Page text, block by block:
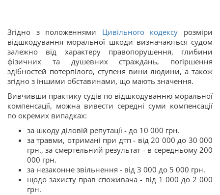
Згідно з положеннями Цивільного кодексу розміри
відшкодування моральної шкоди визначаються судом
залежно від характеру правопорушення, глибини
фізичних та душевних страждань, погіршення
здібностей потерпілого, ступеня вини людини, а також
згідно з іншими обставинами, що мають значення.
Вивчивши практику судів по відшкодуванню моральної
компенсації, можна вивести середні суми компенсації
по окремих випадках:
за шкоду діловій репутації - до 10 000 грн.
за травми, отримані при дтп - від 20 000 до 30 000
грн., за смертельний результат - в середньому 200
000 грн.
за незаконне звільнення - від 3 000 до 5 000 грн.
щодо захисту прав споживача - від 1 000 до 2 000
грн.